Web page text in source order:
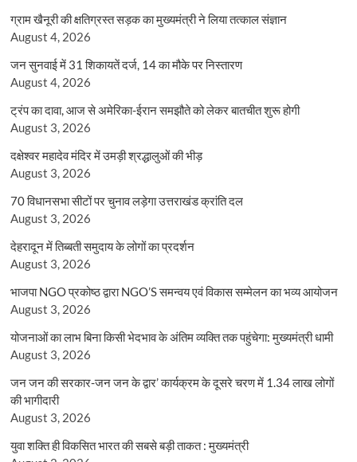
ग्राम खैनूरी की क्षतिग्रस्त सड़क का मुख्यमंत्री ने लिया तत्काल संज्ञान
August 4, 2026
जन सुनवाई में 31 शिकायतें दर्ज, 14 का मौके पर निस्तारण
August 4, 2026
ट्रंप का दावा, आज से अमेरिका-ईरान समझौते को लेकर बातचीत शुरू होगी
August 3, 2026
दक्षेश्वर महादेव मंदिर में उमड़ी श्रद्धालुओं की भीड़
August 3, 2026
70 विधानसभा सीटों पर चुनाव लड़ेगा उत्तराखंड क्रांति दल
August 3, 2026
देहरादून में तिब्बती समुदाय के लोगों का प्रदर्शन
August 3, 2026
भाजपा NGO प्रकोष्ठ द्वारा NGO’S समन्वय एवं विकास सम्मेलन का भव्य आयोजन
August 3, 2026
योजनाओं का लाभ बिना किसी भेदभाव के अंतिम व्यक्ति तक पहुंचेगा: मुख्यमंत्री धामी
August 3, 2026
जन जन की सरकार-जन जन के द्वार’ कार्यक्रम के दूसरे चरण में 1.34 लाख लोगों
की भागीदारी
August 3, 2026
युवा शक्ति ही विकसित भारत की सबसे बड़ी ताकत : मुख्यमंत्री